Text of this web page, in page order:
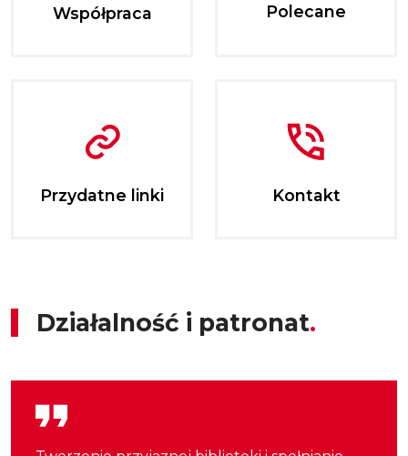
Współpraca Polecane
Przydatne linki Kontakt
Działalność i patronat